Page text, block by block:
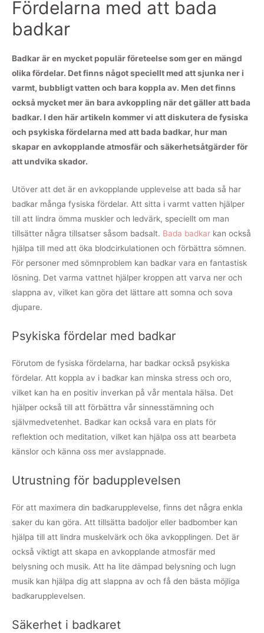
Fördelarna med att bada
badkar
Badkar är en mycket populär företeelse som ger en mängd
olika fördelar. Det finns något speciellt med att sjunka ner i
varmt, bubbligt vatten och bara koppla av. Men det finns
också mycket mer än bara avkoppling när det gäller att bada
badkar. I den här artikeln kommer vi att diskutera de fysiska
och psykiska fördelarna med att bada badkar, hur man
skapar en avkopplande atmosfär och säkerhetsåtgärder för
att undvika skador.
Utöver att det är en avkopplande upplevelse att bada så har
badkar många fysiska fördelar. Att sitta i varmt vatten hjälper
till att lindra ömma muskler och ledvärk, speciellt om man
tillsätter några tillsatser såsom badsalt. Bada badkar kan också
hjälpa till med att öka blodcirkulationen och förbättra sömnen.
För personer med sömnproblem kan badkar vara en fantastisk
lösning. Det varma vattnet hjälper kroppen att varva ner och
slappna av, vilket kan göra det lättare att somna och sova
djupare.
Psykiska fördelar med badkar
Förutom de fysiska fördelarna, har badkar också psykiska
fördelar. Att koppla av i badkar kan minska stress och oro,
vilket kan ha en positiv inverkan på vår mentala hälsa. Det
hjälper också till att förbättra vår sinnesstämning och
självmedvetenhet. Badkar kan också vara en plats för
reflektion och meditation, vilket kan hjälpa oss att bearbeta
känslor och känna oss mer avslappnade.
Utrustning för badupplevelsen
För att maximera din badkarupplevelse, finns det några enkla
saker du kan göra. Att tillsätta badoljor eller badbomber kan
hjälpa till att lindra muskelvärk och öka avkopplingen. Det är
också viktigt att skapa en avkopplande atmosfär med
belysning och musik. Att ha lite dämpad belysning och lugn
musik kan hjälpa dig att slappna av och få den bästa möjliga
badkarupplevelsen.
Säkerhet i badkaret